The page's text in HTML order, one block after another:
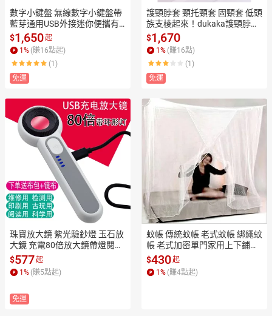
數字小鍵盤 無線數字小鍵盤帶
藍芽通用USB外接迷你便攜有
線碼字會計財務銀行密碼專用
mac方向鍵可充電適用蘋果筆
記本電腦【MJ9888】
$1,650起
1 % (賺16點起)
(1)
免運
護頸脖套 頸托頸套 固頸套 低頭
族支棱起來！dukaka護頸脖套
頸托固定頸椎脖子矯正改善頭
前傾【MJ24748】
$1,670
1 % (賺16點)
(1)
免運
珠寶放大鏡 紫光驗鈔燈 玉石放
大鏡 充電80倍放大鏡帶燈閱讀
60電子維修印刷古玩珠寶鑒定
錢幣銀元高清【MJ24148】
$577起
1% (賺5點起)
免運
蚊帳 傳統蚊帳 老式蚊帳 綁繩蚊
帳 老式加密單門家用上下鋪單
人雙人1m1.2m1.5m2m 3米床
傳統加大蚊帳【MJ21561】
$430起
1% (賺4點起)